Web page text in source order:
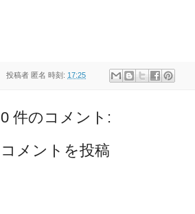
投稿者 匿名 時刻: 17:25
0 件のコメント:
コメントを投稿